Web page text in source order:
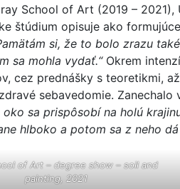
School of Art (2019 –
štúdium opisuje ako
si, že to bolo zrazu
sa mohla vydať.“Okrem
cez prednášky s teoretikmi,
sebavedomie.
oko sa prispôsobí na holú
hlboko a potom sa z neho dá
of Art – degree show – soil and
painting, 2021